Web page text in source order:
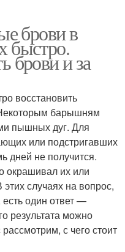
брови в
быстро.
брови и за
восстановить
барышням
пышных дуг. Для
или подстригавших
дней не получится.
окрашивал их или
случаях на вопрос,
есть один ответ —
результата можно
с чего стоит